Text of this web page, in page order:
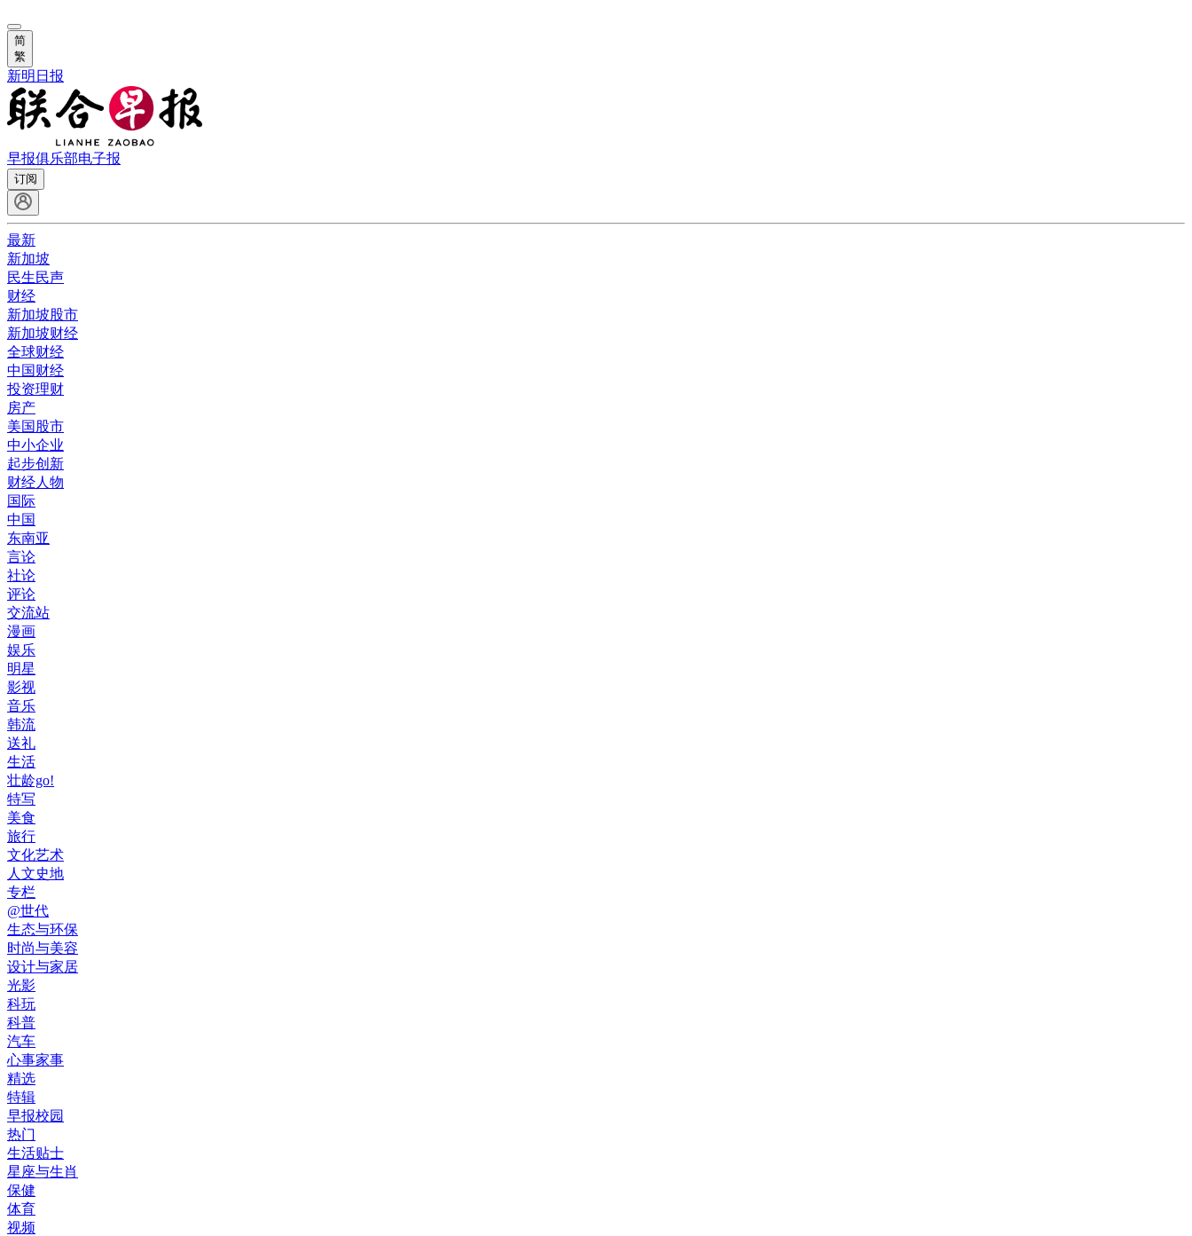
简
繁
新明日报
早报俱乐部电子报
订阅
最新
新加坡
民生民声
财经
新加坡股市
新加坡财经
全球财经
中国财经
投资理财
房产
美国股市
中小企业
起步创新
财经人物
国际
中国
东南亚
言论
社论
评论
交流站
漫画
娱乐
明星
影视
音乐
韩流
送礼
生活
壮龄go!
特写
美食
旅行
文化艺术
人文史地
专栏
@世代
生态与环保
时尚与美容
设计与家居
光影
科玩
科普
汽车
心事家事
精选
特辑
早报校园
热门
生活贴士
星座与生肖
保健
体育
视频